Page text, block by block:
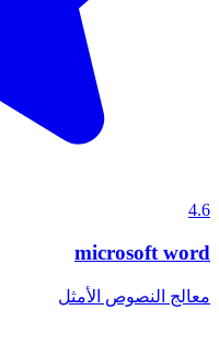
4.6
microsoft word
معالج النصوص الأمثل